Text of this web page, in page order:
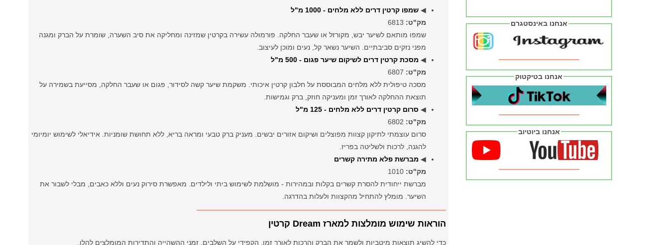
◀שמפו קרטין דרים ללא מלחים - 1000 מ"ל
מק"ט:
שמפו מותאם לשיער יבש, מקורזל או שעבר החלקה. פורמולה עשירה בקרטין שמזינה ומחליקה את סיב השערה, שומרת על הברק ומגנה
מפני נזקים סביבתיים. השיער נשאר קל, נעים ומוכן לעיצוב.
◀ מסכת קרטין דרים לשיקום שיער פגום - 500 מ"ל
מק"ט:
מסכה טיפולית ללא מלחים המבוססת על חלבון קרטין איכותי. משקמת שיער קשה לסידור, פגום או שעבר החלקה, מסייעת בשמירה על
תוצאת ההחלקה לאורך זמן ומעניקה חוזק, ברק וגמישות.
◀ סרום קרטין דרים ללא מלחים - 125 מ"ל
מק"ט:
סרום עוצמתי לתיקון קצוות מפוצלים ושיקום אזורים יבשים. מעניק ברק טבעי ומראה בריא, ללא תחושת שומניות. אידיאלי לשימוש יומיומי
להגנה, לרכות ולשליטה בפריז.
◀ מברשת פלא מתירה קשרים
מק"ט: 1010
מברשת ייחודית להסרת קשרים בקלות ובמהירות - מושלמת לשימוש ביתי ולילדים. מאפשרת סירוק נעים וללא כאבים, מבלי לשבור את
השיער. מומלץ להתחיל מהקצוות ולעלות בהדרגה.
הוראות שימוש מומלצות למארז Dream קרטין
כדי להשיג תוצאות מיטביות ולשמר את הברק והרכות לאורך זמן, הקפידי על השלבים, זמני ההשהייה והתדירות המומלצים להלן.
אנחנו באינסטגרם
אנחנו בטיקטוק
אנחנו ביוטיוב